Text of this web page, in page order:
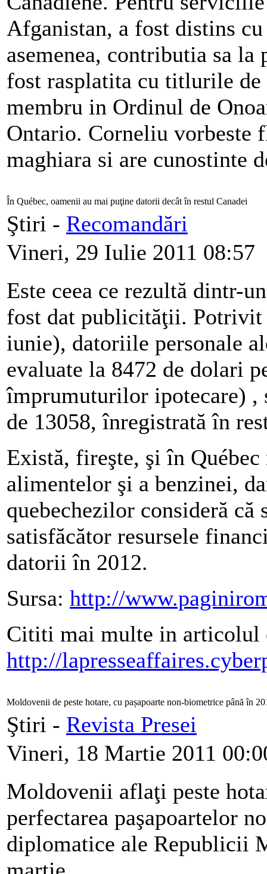
Afganistan, a fost distins
asemenea, contributia sa
fost rasplatita cu titlurile
membru in Ordinul de
Ontario. Corneliu vorbeste
maghiara si are cunostinte
În Québec, oamenii au mai puţine datorii decât în restul Canadei
Ştiri - Recomandări
Vineri, 29 Iulie 2011 08:57
Este ceea ce rezultă dintr-
fost dat publicităţii. Potrivit
iunie), datoriile personale
evaluate la 8472 de dolari
împrumuturilor ipotecare) ,
de 13058, înregistrată în
Există, fireşte, şi în
alimentelor şi a benzinei,
quebechezilor consideră că
satisfăcător resursele
datorii în 2012.
Sursa: http://
Cititi mai multe in articolul
http://
Moldovenii de peste hotare, cu pașapoarte non-biometrice până în
Ştiri - Revista Presei
Vineri, 18 Martie 2011
Moldovenii aflaţi peste
perfectarea paşapoartelor
diplomatice ale Republicii